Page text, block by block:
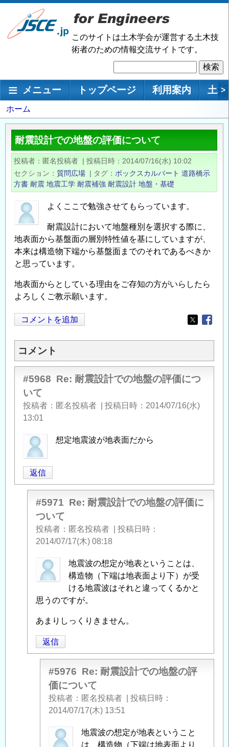
メ
ン
移
このサイトは土木学会が運営する土木技
術者のための情報交流サイトです。
索
メインナビゲーション
メニュー トップページ 利用案内 土 >
パ
ン
く
ず
ホーム
耐震設計での地盤の評価について
投稿者 匿名投稿者 | 投稿日時
2014/07/16(水) 10:02
セクション
質問広場 | タグ ボックスカルバート 道路橋示
方書 耐震 地震工学 耐震補強 耐震設計 地盤・基礎
よくここで勉強させてもらっています。
耐震設計において地盤種別を選択する際に、
地表面から基盤面の層別特性値を基にしていますが、
本来は構造物下端から基盤面までのそれであるべきか
と思っています。
地表面からとしている理由をご存知の方がいらしたら
よろしくご教示願います。
コメントを追加
Opens in
コメント
#5968 Re: 耐震設計での地盤の評価につ
いて
投稿者 匿名投稿者 投稿日時
2014/07/16(水)
13:01
想定地震波が地表面だから
返信
#5971 Re: 耐震設計での地盤の評価に
ついて
投稿者 匿名投稿者
投稿日時
2014/07/17(木) 08:18
匿
名
稿
に
よ
る
「Re:
地震波の想定が地表ということは、
構造物（下端は地表面より下）が受
ける地震波はそれと違ってくるかと
思うのですが。
あまりしっくりきません。
返信
#5976 Re: 耐震設計での地盤の評
価について
投稿者 匿名投稿者
投稿日時
2014/07/17(木) 13:51
匿
名
地震波の想定が地表ということ
は、構造物（下端は地表面より